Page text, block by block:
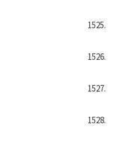
1525.
1526.
1527.
1528.